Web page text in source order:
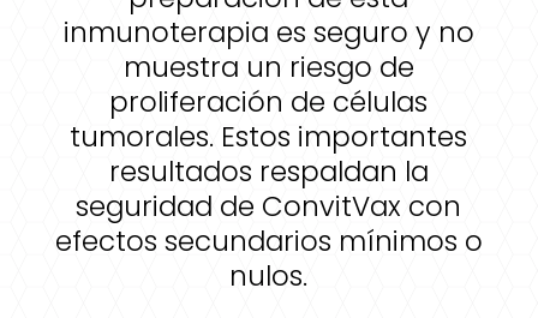
inmunoterapia es seguro y no
muestra un riesgo de
proliferación de células
tumorales. Estos importantes
resultados respaldan la
seguridad de ConvitVax con
efectos secundarios mínimos o
nulos.